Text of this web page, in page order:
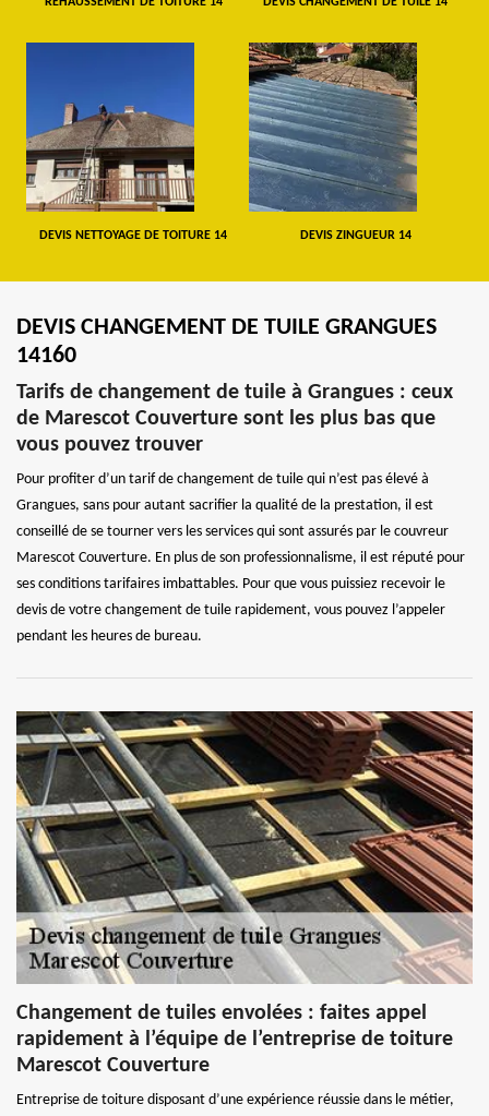
DEVIS NETTOYAGE DE TOITURE 14 DEVIS ZINGUEUR 14
DEVIS CHANGEMENT DE TUILE GRANGUES
14160
Tarifs de changement de tuile à Grangues : ceux
de Marescot Couverture sont les plus bas que
vous pouvez trouver
Pour profiter d’un tarif de changement de tuile qui n’est pas élevé à
Grangues, sans pour autant sacrifier la qualité de la prestation, il est
conseillé de se tourner vers les services qui sont assurés par le couvreur
Marescot Couverture. En plus de son professionnalisme, il est réputé pour
ses conditions tarifaires imbattables. Pour que vous puissiez recevoir le
devis de votre changement de tuile rapidement, vous pouvez l’appeler
pendant les heures de bureau.
Changement de tuiles envolées : faites appel
rapidement à l’équipe de l’entreprise de toiture
Marescot Couverture
Entreprise de toiture disposant d’une expérience réussie dans le métier,